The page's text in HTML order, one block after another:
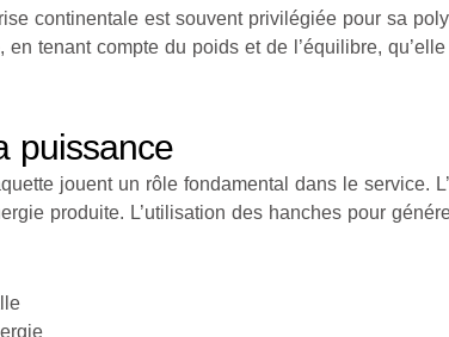
continentale est souvent privilégiée pour sa
tenant compte du poids et de l’équilibre,
puissance
jouent un rôle fondamental dans le service.
produite. L’utilisation des hanches pour